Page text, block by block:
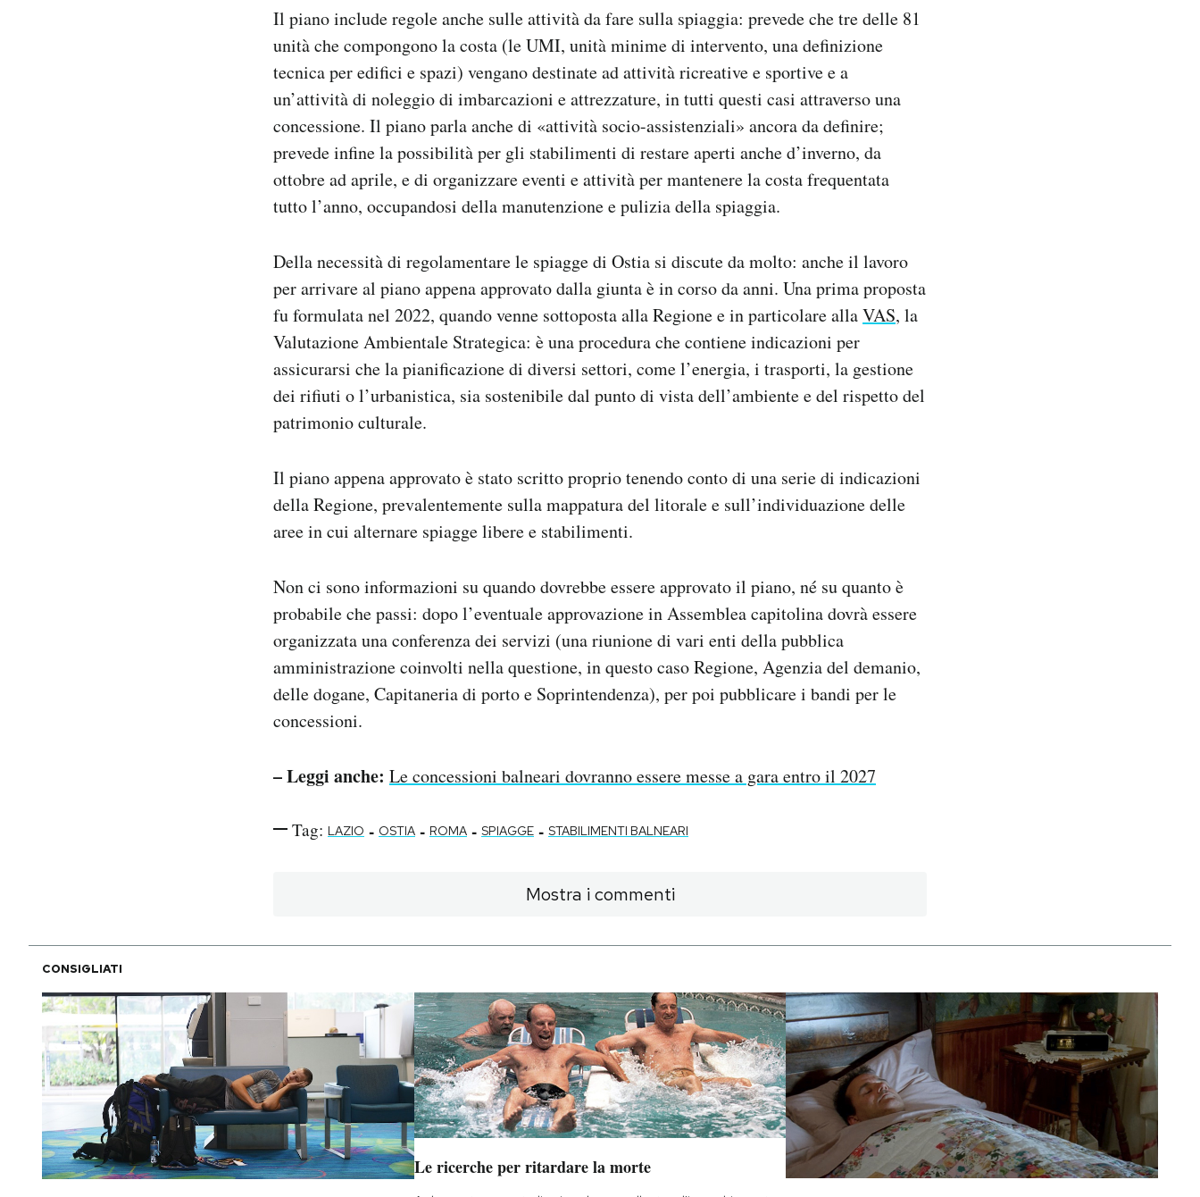
Il piano include regole anche sulle attività da fare sulla spiaggia: prevede che tre delle 81
unità che compongono la costa (le UMI, unità minime di intervento, una definizione
tecnica per edifici e spazi) vengano destinate ad attività ricreative e sportive e a
un’attività di noleggio di imbarcazioni e attrezzature, in tutti questi casi attraverso una
concessione. Il piano parla anche di «attività socio-assistenziali» ancora da definire;
prevede infine la possibilità per gli stabilimenti di restare aperti anche d’inverno, da
ottobre ad aprile, e di organizzare eventi e attività per mantenere la costa frequentata
tutto l’anno, occupandosi della manutenzione e pulizia della spiaggia.
Della necessità di regolamentare le spiagge di Ostia si discute da molto: anche il lavoro
per arrivare al piano appena approvato dalla giunta è in corso da anni. Una prima proposta
fu formulata nel 2022, quando venne sottoposta alla Regione e in particolare allaVAS, la
Valutazione Ambientale Strategica: è una procedura che contiene indicazioni per
assicurarsi che la pianificazione di diversi settori, come l’energia, i trasporti, la gestione
dei rifiuti o l’urbanistica, sia sostenibile dal punto di vista dell’ambiente e del rispetto del
patrimonio culturale.
Il piano appena approvato è stato scritto proprio tenendo conto di una serie di indicazioni
della Regione, prevalentemente sulla mappatura del litorale e sull’individuazione delle
aree in cui alternare spiagge libere e stabilimenti.
Non ci sono informazioni su quando dovrebbe essere approvato il piano, né su quanto è
probabile che passi: dopo l’eventuale approvazione in Assemblea capitolina dovrà essere
organizzata una conferenza dei servizi (una riunione di vari enti della pubblica
amministrazione coinvolti nella questione, in questo caso Regione, Agenzia del demanio,
delle dogane, Capitaneria di porto e Soprintendenza), per poi pubblicare i bandi per le
concessioni.
– Leggi anche: Le concessioni balneari dovranno essere messe a gara entro il 2027
Tag: LAZIO - OSTIA - ROMA - SPIAGGE - STABILIMENTI BALNEARI
Mostra i commenti
CONSIGLIATI
Le ricerche per ritardare la morte